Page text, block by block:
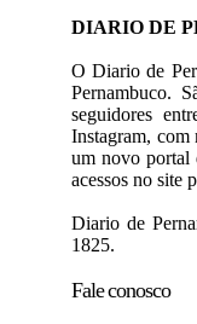
DIARIO DE
O Diario de
Pernambuco.
seguidores
Instagram, com
um novo portal
acessos no site
Diario de
1825.
Fale conosco